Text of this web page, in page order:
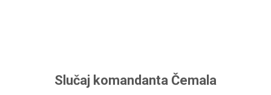
Slučaj komandanta Čemala